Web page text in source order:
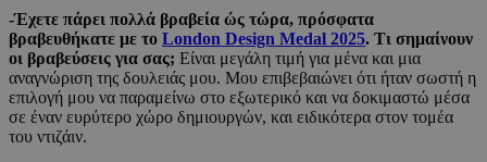
-Έχετε πάρει πολλά βραβεία ώς τώρα, πρόσφατα
βραβευθήκατε με το London Design Medal 2025. Τι σημαίνουν
οι βραβεύσεις για σας; Είναι μεγάλη τιμή για μένα και μια
αναγνώριση της δουλειάς μου. Μου επιβεβαιώνει ότι ήταν σωστή η
επιλογή μου να παραμείνω στο εξωτερικό και να δοκιμαστώ μέσα
σε έναν ευρύτερο χώρο δημιουργών, και ειδικότερα στον τομέα
του ντιζάιν.